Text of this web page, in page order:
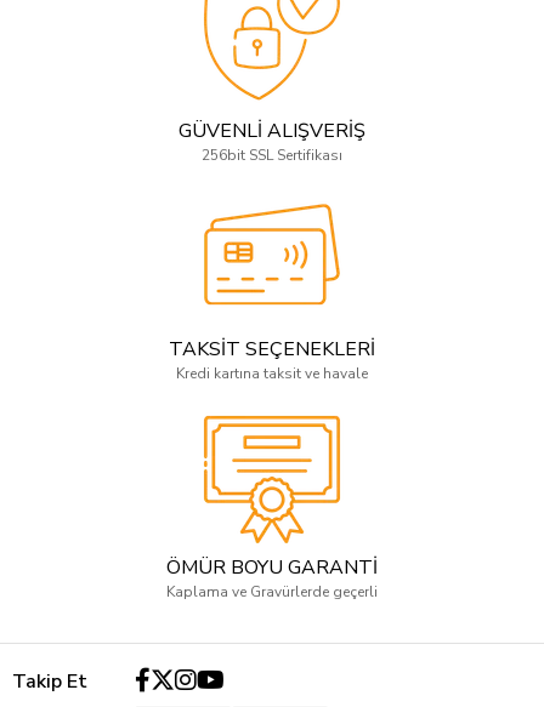
GÜVENLİ ALIŞVERİŞ
256bit SSL Sertifikası
TAKSİT SEÇENEKLERİ
Kredi kartına taksit ve havale
ÖMÜR BOYU GARANTİ
Kaplama ve Gravürlerde geçerli
Takip Et